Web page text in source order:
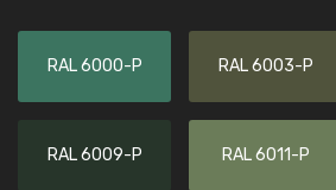
RAL 6000-P RAL 6003-P
RAL 6009-P RAL 6011-P